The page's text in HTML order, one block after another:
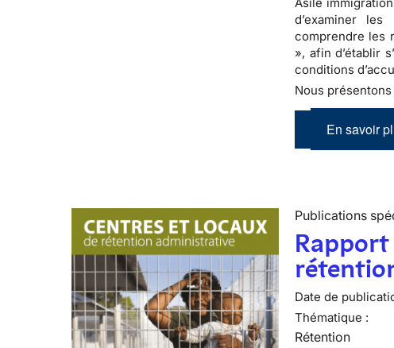
d’examiner
comprendre les
», afin d’établir
conditions
Nous
En savoir
Publications
Rapport
Date de
Thématique :
Rétention